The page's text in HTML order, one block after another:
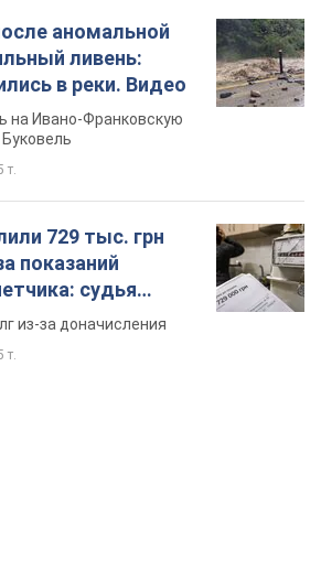
аномальной
ливень:
в реки. Видео
на Ивано-Франковскую
т.
729 тыс. грн
показаний
судья
решение
из-за доначисления
т.